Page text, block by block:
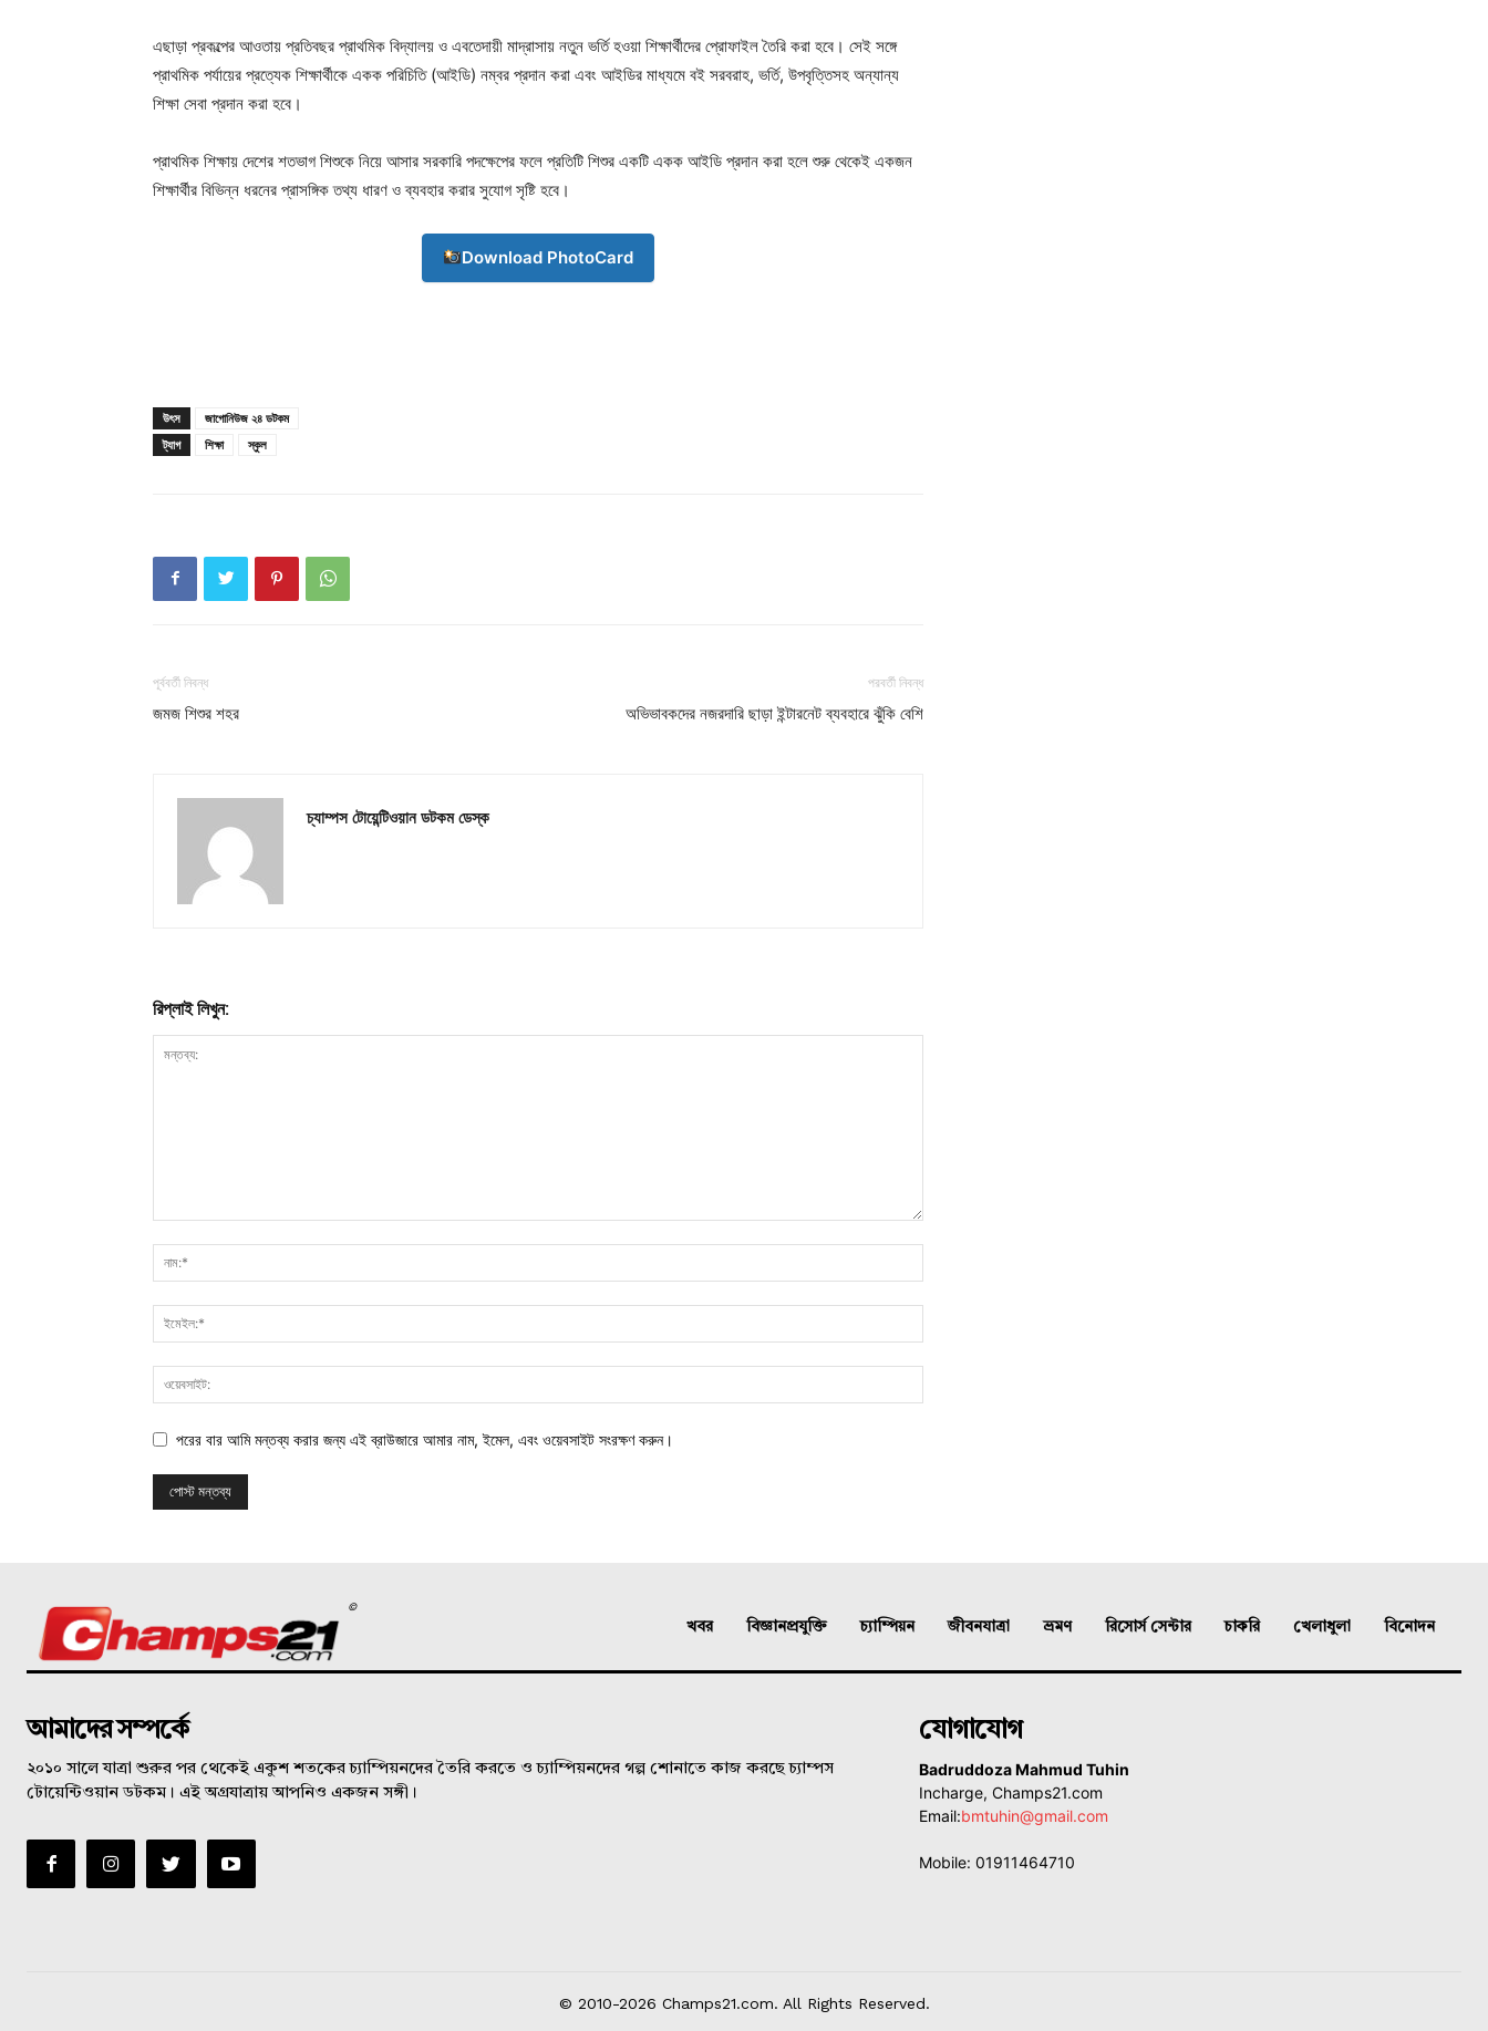
এছাড়া প্রকল্পের আওতায় প্রতিবছর প্রাথমিক বিদ্যালয় ও এবতেদায়ী মাদ্রাসায় নতুন ভর্তি হওয়া শিক্ষার্থীদের প্রোফাইল তৈরি করা হবে। সেই সঙ্গে
প্রাথমিক পর্যায়ের প্রত্যেক শিক্ষার্থীকে একক পরিচিতি (আইডি) নম্বর প্রদান করা এবং আইডির মাধ্যমে বই সরবরাহ, ভর্তি, উপবৃত্তিসহ অন্যান্য
শিক্ষা সেবা প্রদান করা হবে।
প্রাথমিক শিক্ষায় দেশের শতভাগ শিশুকে নিয়ে আসার সরকারি পদক্ষেপের ফলে প্রতিটি শিশুর একটি একক আইডি প্রদান করা হলে শুরু থেকেই একজন
শিক্ষার্থীর বিভিন্ন ধরনের প্রাসঙ্গিক তথ্য ধারণ ও ব্যবহার করার সুযোগ সৃষ্টি হবে।
Download PhotoCard
উৎস
জাগোনিউজ ২৪ ডটকম
ট্যাগ
শিক্ষা স্কুল
পূর্ববর্তী নিবন্ধ
জমজ শিশুর শহর
পরবর্তী নিবন্ধ
অভিভাবকদের নজরদারি ছাড়া ইন্টারনেট ব্যবহারে ঝুঁকি বেশি
চ্যাম্পস টোয়েন্টিওয়ান ডটকম ডেস্ক
রিপ্লাই লিখুন:
পরের বার আমি মন্তব্য করার জন্য এই ব্রাউজারে আমার নাম, ইমেল, এবং ওয়েবসাইট সংরক্ষণ করুন।
©
খবর বিজ্ঞানপ্রযুক্তি চ্যাম্পিয়ন জীবনযাত্রা ভ্রমণ রিসোর্স সেন্টার চাকরি খেলাধুলা বিনোদন
আমাদের সম্পর্কে
২০১০ সালে যাত্রা শুরুর পর থেকেই একুশ শতকের চ্যাম্পিয়নদের তৈরি করতে ও চ্যাম্পিয়নদের গল্প শোনাতে কাজ করছে চ্যাম্পস
টোয়েন্টিওয়ান ডটকম। এই অগ্রযাত্রায় আপনিও একজন সঙ্গী।
যোগাযোগ
Badruddoza Mahmud Tuhin
Incharge, Champs21.com
Email:bmtuhin@gmail.com
Mobile: 01911464710
© 2010-2026 Champs21.com. All Rights Reserved.